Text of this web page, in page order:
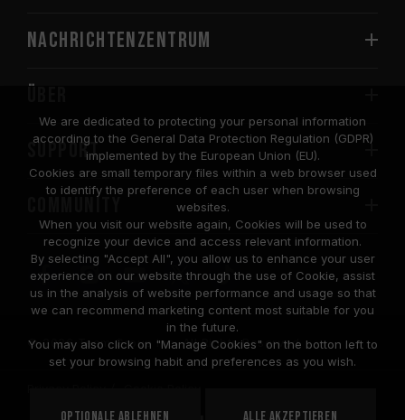
Nachrichtenzentrum
SUPPORT
COMMUNITY
© 2026 Team Group Inc. All Rights Reserved.
United
We are dedicated to protecting your personal information
according to the General Data Protection Regulation (GDPR)
implemented by the European Union (EU).
Cookies are small temporary files within a web browser used
to identify the preference of each user when browsing
websites.
When you visit our website again, Cookies will be used to
recognize your device and access relevant information.
By selecting "Accept All", you allow us to enhance your user
experience on our website through the use of Cookie, assist
us in the analysis of website performance and usage so that
we can recommend marketing content most suitable for you
in the future.
You may also click on "Manage Cookies" on the botton left to
set your browsing habit and preferences as you wish.